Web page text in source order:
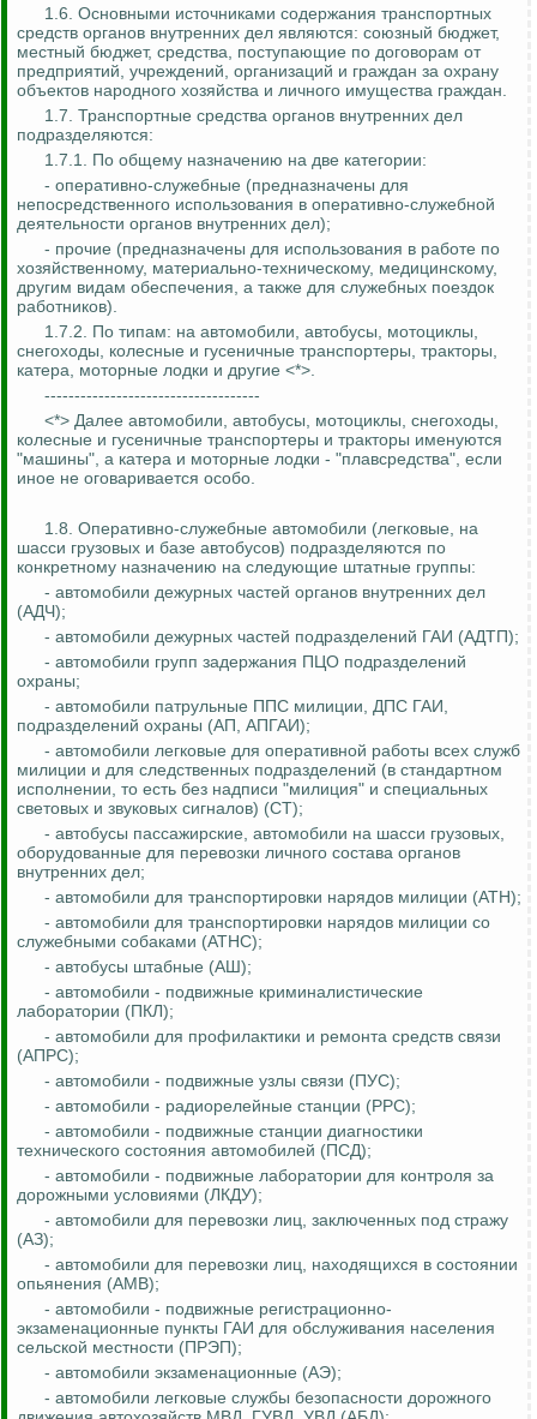
1.6. Основными источниками содержания транспортных
средств органов внутренних дел являются: союзный бюджет,
местный бюджет, средства, поступающие по договорам от
предприятий, учреждений, организаций и граждан за охрану
объектов народного хозяйства и личного имущества граждан.
1.7. Транспортные средства органов внутренних дел
подразделяются:
1.7.1. По общему назначению на две категории:
- оперативно-служебные (предназначены для
непосредственного использования в оперативно-служебной
деятельности органов внутренних дел);
- прочие (предназначены для использования в работе по
хозяйственному, материально-техническому, медицинскому,
другим видам обеспечения, а также для служебных поездок
работников).
1.7.2. По типам: на автомобили, автобусы, мотоциклы,
снегоходы, колесные и гусеничные транспортеры, тракторы,
катера, моторные лодки и другие <*>.
------------------------------------
<*> Далее автомобили, автобусы, мотоциклы, снегоходы,
колесные и гусеничные транспортеры и тракторы именуются
"машины", а катера и моторные лодки - "плавсредства", если
иное не оговаривается особо.
1.8. Оперативно-служебные автомобили (легковые, на
шасси грузовых и базе автобусов) подразделяются по
конкретному назначению на следующие штатные группы:
- автомобили дежурных частей органов внутренних дел
(АДЧ);
- автомобили дежурных частей подразделений ГАИ (АДТП);
- автомобили групп задержания ПЦО подразделений
охраны;
- автомобили патрульные ППС милиции, ДПС ГАИ,
подразделений охраны (АП, АПГАИ);
- автомобили легковые для оперативной работы всех служб
милиции и для следственных подразделений (в стандартном
исполнении, то есть без надписи "милиция" и специальных
световых и звуковых сигналов) (СТ);
- автобусы пассажирские, автомобили на шасси грузовых,
оборудованные для перевозки личного состава органов
внутренних дел;
- автомобили для транспортировки нарядов милиции (АТН);
- автомобили для транспортировки нарядов милиции со
служебными собаками (АТНС);
- автобусы штабные (АШ);
- автомобили - подвижные криминалистические
лаборатории (ПКЛ);
- автомобили для профилактики и ремонта средств связи
(АПРС);
- автомобили - подвижные узлы связи (ПУС);
- автомобили - радиорелейные станции (РРС);
- автомобили - подвижные станции диагностики
технического состояния автомобилей (ПСД);
- автомобили - подвижные лаборатории для контроля за
дорожными условиями (ЛКДУ);
- автомобили для перевозки лиц, заключенных под стражу
(АЗ);
- автомобили для перевозки лиц, находящихся в состоянии
опьянения (АМВ);
- автомобили - подвижные регистрационно-
экзаменационные пункты ГАИ для обслуживания населения
сельской местности (ПРЭП);
- автомобили экзаменационные (АЭ);
- автомобили легковые службы безопасности дорожного